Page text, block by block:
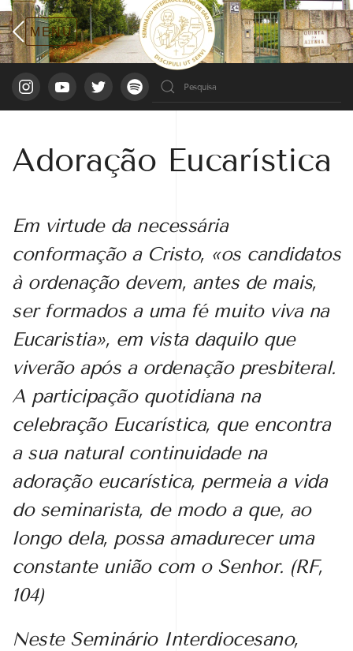
Adoração Eucarística
Em virtude da necessária
conformação a Cristo, «os candidatos
à ordenação devem, antes de mais,
ser formados a uma fé muito viva na
Eucaristia», em vista daquilo que
viverão após a ordenação presbiteral.
A participação quotidiana na
celebração Eucarística, que encontra
a sua natural continuidade na
adoração eucarística, permeia a vida
do seminarista, de modo a que, ao
longo dela, possa amadurecer uma
constante união com o Senhor. (RF,
104)
Neste Seminário Interdiocesano,